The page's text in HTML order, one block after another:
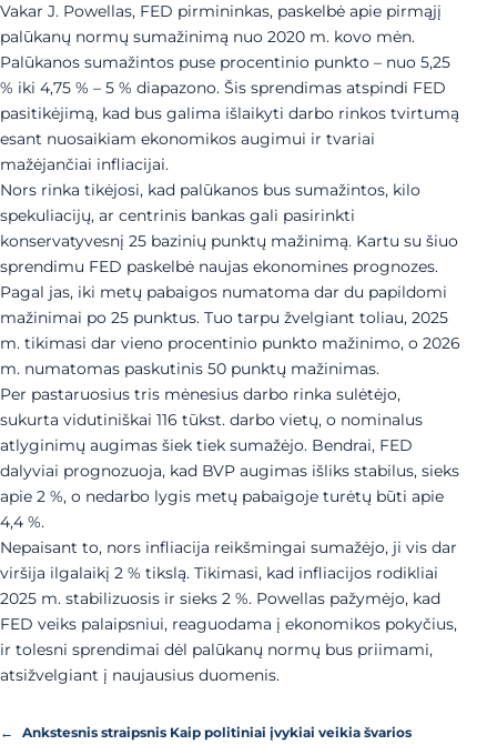
Vakar J. Powellas, FED pirmininkas, paskelbė apie pirmąjį
palūkanų normų sumažinimą nuo 2020 m. kovo mėn.
Palūkanos sumažintos puse procentinio punkto – nuo 5,25
% iki 4,75 % – 5 % diapazono. Šis sprendimas atspindi FED
pasitikėjimą, kad bus galima išlaikyti darbo rinkos tvirtumą
esant nuosaikiam ekonomikos augimui ir tvariai
mažėjančiai infliacijai.
Nors rinka tikėjosi, kad palūkanos bus sumažintos, kilo
spekuliacijų, ar centrinis bankas gali pasirinkti
konservatyvesnį 25 bazinių punktų mažinimą. Kartu su šiuo
sprendimu FED paskelbė naujas ekonomines prognozes.
Pagal jas, iki metų pabaigos numatoma dar du papildomi
mažinimai po 25 punktus. Tuo tarpu žvelgiant toliau, 2025
m. tikimasi dar vieno procentinio punkto mažinimo, o 2026
m. numatomas paskutinis 50 punktų mažinimas.
Per pastaruosius tris mėnesius darbo rinka sulėtėjo,
sukurta vidutiniškai 116 tūkst. darbo vietų, o nominalus
atlyginimų augimas šiek tiek sumažėjo. Bendrai, FED
dalyviai prognozuoja, kad BVP augimas išliks stabilus, sieks
apie 2 %, o nedarbo lygis metų pabaigoje turėtų būti apie
4,4 %.
Nepaisant to, nors infliacija reikšmingai sumažėjo, ji vis dar
viršija ilgalaikį 2 % tikslą. Tikimasi, kad infliacijos rodikliai
2025 m. stabilizuosis ir sieks 2 %. Powellas pažymėjo, kad
FED veiks palaipsniui, reaguodama į ekonomikos pokyčius,
ir tolesni sprendimai dėl palūkanų normų bus priimami,
atsižvelgiant į naujausius duomenis.
← Ankstesnis straipsnis Kaip politiniai įvykiai veikia švarios